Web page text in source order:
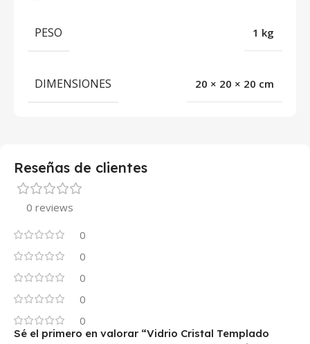
PESO 1 kg
DIMENSIONES 20 × 20 × 20 cm
Reseñas de clientes
0 reviews
0
0
0
0
0
Sé el primero en valorar “Vidrio Cristal Templado